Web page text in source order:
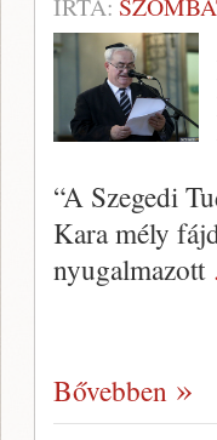
ÍRTA:
“A Szegedi
Kara mély
nyugalmazott
Bővebben